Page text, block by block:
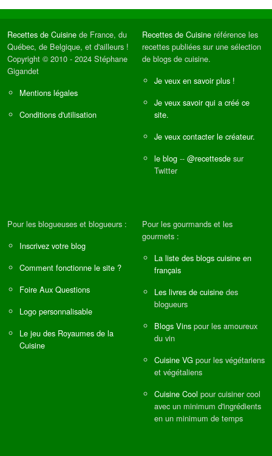
Recettes de Cuisine de France, du
Québec, de Belgique, et d'ailleurs !
Copyright © 2010 - 2024 Stéphane
Gigandet
Mentions légales
Conditions d'utilisation
Recettes de Cuisine référence les
recettes publiées sur une sélection
de blogs de cuisine.
Je veux en savoir plus !
Je veux savoir qui a créé ce
site.
Je veux contacter le créateur.
le blog -- @recettesde sur
Twitter
Pour les blogueuses et blogueurs :
Inscrivez votre blog
Comment fonctionne le site ?
Foire Aux Questions
Logo personnalisable
Le jeu des Royaumes de la
Cuisine
Pour les gourmands et les
gourmets :
La liste des blogs cuisine en
français
Les livres de cuisine des
blogueurs
Blogs Vins pour les amoureux
du vin
Cuisine VG pour les végétariens
et végétaliens
Cuisine Cool pour cuisiner cool
avec un minimum d'ingrédients
en un minimum de temps